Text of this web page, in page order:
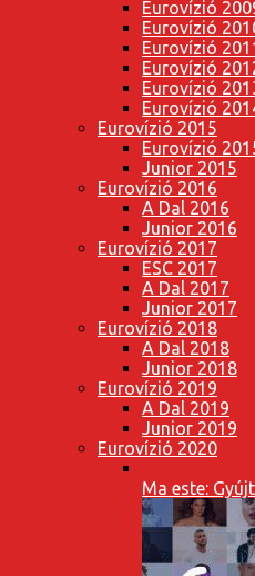
Eurovízió
Eurovízió
Eurovízió
Eurovízió
Eurovízió
Eurovízió
Eurovízió 2015
Eurovízió
Junior 2015
Eurovízió 2016
A Dal 2016
Junior 2016
Eurovízió 2017
ESC 2017
A Dal 2017
Junior 2017
Eurovízió 2018
A Dal 2018
Junior 2018
Eurovízió 2019
A Dal 2019
Junior 2019
Eurovízió 2020
Ma este: